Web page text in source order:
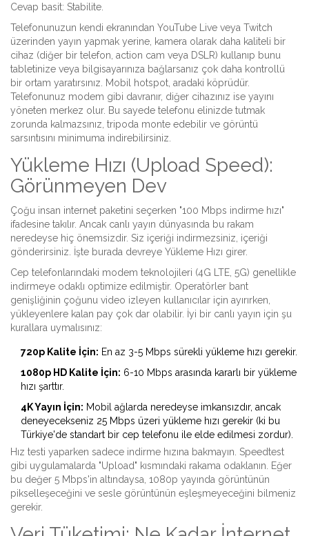
Cevap basit: Stabilite.
Telefonunuzun kendi ekranından YouTube Live veya Twitch
üzerinden yayın yapmak yerine, kamera olarak daha kaliteli bir
cihaz (diğer bir telefon, action cam veya DSLR) kullanıp bunu
tabletinize veya bilgisayarınıza bağlarsanız çok daha kontrollü
bir ortam yaratırsınız. Mobil hotspot, aradaki köprüdür.
Telefonunuz modem gibi davranır, diğer cihazınız ise yayını
yöneten merkez olur. Bu sayede telefonu elinizde tutmak
zorunda kalmazsınız, tripoda monte edebilir ve görüntü
sarsıntısını minimuma indirebilirsiniz.
Yükleme Hızı (Upload Speed):
Görünmeyen Dev
Çoğu insan internet paketini seçerken "100 Mbps indirme hızı"
ifadesine takılır. Ancak canlı yayın dünyasında bu rakam
neredeyse hiç önemsizdir. Siz içeriği indirmezsiniz, içeriği
gönderirsiniz. İşte burada devreye Yükleme Hızı girer.
Cep telefonlarındaki modem teknolojileri (4G LTE, 5G) genellikle
indirmeye odaklı optimize edilmiştir. Operatörler bant
genişliğinin çoğunu video izleyen kullanıcılar için ayırırken,
yükleyenlere kalan pay çok dar olabilir. İyi bir canlı yayın için şu
kurallara uymalısınız:
720p Kalite İçin: En az 3-5 Mbps sürekli yükleme hızı gerekir.
1080p HD Kalite İçin: 6-10 Mbps arasında kararlı bir yükleme
hızı şarttır.
4K Yayın İçin: Mobil ağlarda neredeyse imkansızdır, ancak
deneyecekseniz 25 Mbps üzeri yükleme hızı gerekir (ki bu
Türkiye'de standart bir cep telefonu ile elde edilmesi zordur).
Hız testi yaparken sadece indirme hızına bakmayın. Speedtest
gibi uygulamalarda "Upload" kısmındaki rakama odaklanın. Eğer
bu değer 5 Mbps'in altındaysa, 1080p yayında görüntünün
pikselleşeceğini ve sesle görüntünün eşleşmeyeceğini bilmeniz
gerekir.